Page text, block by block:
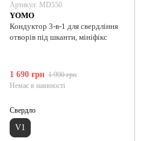
Артикул: MD550
YOMO
Кондуктор 3-в-1 для свердління
отворів під шканти, мініфікс
1 690 грн 1 990 грн
Немає в наявності
Свердло
V1